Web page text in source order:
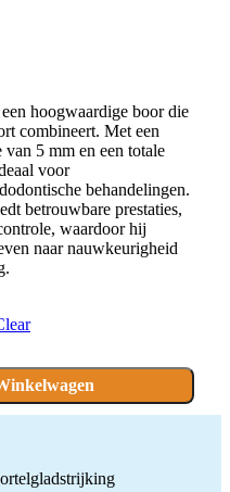
hoogwaardige boor die
combineert. Met een
5 mm en een totale
voor
behandelingen.
betrouwbare prestaties,
waardoor hij
naar nauwkeurigheid